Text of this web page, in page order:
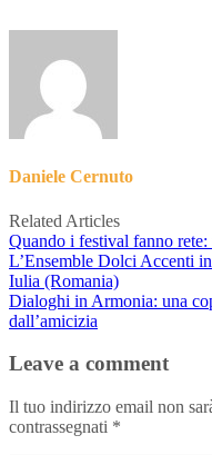
Daniele Cernuto
Related Articles
Quando i festival fanno
L’Ensemble Dolci Accenti
Iulia (Romania)
Dialoghi in Armonia: una
dall’amicizia
Leave a comment
Il tuo indirizzo email non
contrassegnati *